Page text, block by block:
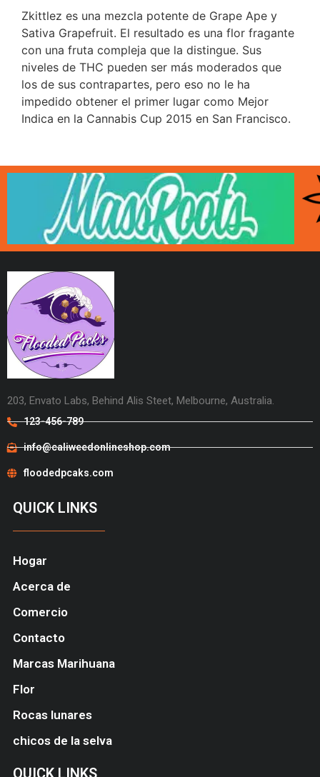
Zkittlez es una mezcla potente de Grape Ape y
Sativa Grapefruit. El resultado es una flor fragante
con una fruta compleja que la distingue. Sus
niveles de THC pueden ser más moderados que
los de sus contrapartes, pero eso no le ha
impedido obtener el primer lugar como Mejor
Indica en la Cannabis Cup 2015 en San Francisco.
203, Envato Labs, Behind Alis Steet, Melbourne, Australia.
123-456-789
info@caliweedonlineshop.com
floodedpcaks.com
QUICK LINKS
Hogar
Acerca de
Comercio
Contacto
Marcas Marihuana
Flor
Rocas lunares
chicos de la selva
QUICK LINKS